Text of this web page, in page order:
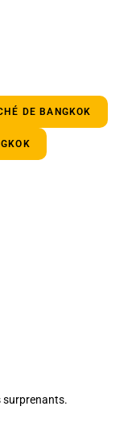
DE BANGKOK
surprenants.